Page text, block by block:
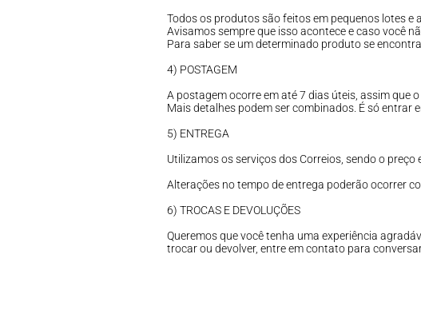
Todos os produtos são feitos em pequenos lotes
Avisamos sempre que isso acontece e caso você
Para saber se um determinado produto se
4) POSTAGEM
A postagem ocorre em até 7 dias úteis, assim que
Mais detalhes podem ser combinados. É só entrar
5) ENTREGA
Utilizamos os serviços dos Correios, sendo o preço
Alterações no tempo de entrega poderão ocorrer
6) TROCAS E DEVOLUÇÕES
Queremos que você tenha uma experiência
trocar ou devolver, entre em contato para